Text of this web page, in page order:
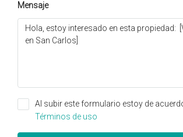
Mensaje
Al subir este formulario estoy de
Términos de uso